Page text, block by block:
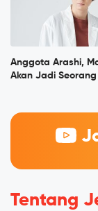
Anggota Arashi,
Akan Jadi
Tentang